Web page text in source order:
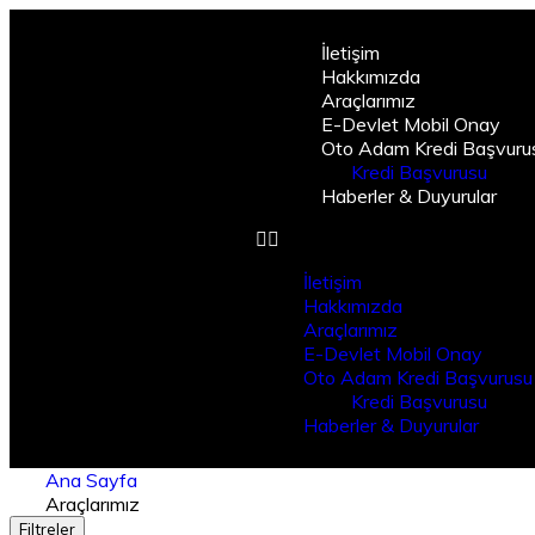
İletişim
Hakkımızda
Araçlarımız
E-Devlet Mobil Onay
Oto Adam Kredi
Kredi Başvurusu
Haberler & Duyurular
İletişim
Hakkımızda
Araçlarımız
E-Devlet Mobil Onay
Oto Adam Kredi Başvurusu
Kredi Başvurusu
Haberler & Duyurular
Ana Sayfa
Araçlarımız
Filtreler